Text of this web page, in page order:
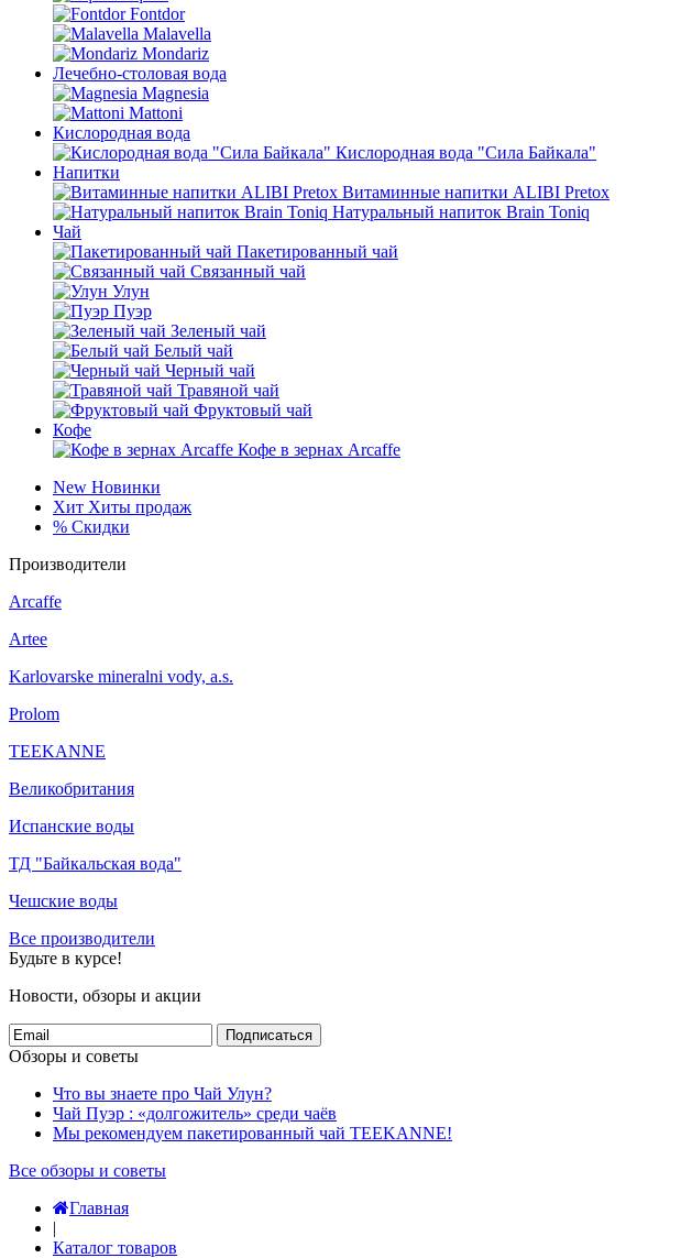
Fontdor
Malavella
Mondariz
Лечебно-столовая вода
Magnesia
Mattoni
Кислородная вода
Кислородная вода "Сила Байкала"
Напитки
Витаминные напитки ALIBI Pretox
Натуральный напиток Brain Toniq
Чай
Пакетированный чай
Связанный чай
Улун
Пуэр
Зеленый чай
Белый чай
Черный чай
Травяной чай
Фруктовый чай
Кофе
Кофе в зернах Arcaffe
New Новинки
Хит Хиты продаж
% Скидки
Производители
Arcaffe
Artee
Karlovarske mineralni vody, a.s.
Prolom
TEEKANNE
Великобритания
Испанские воды
ТД "Байкальская вода"
Чешские воды
Все производители
Будьте в курсе!
Новости, обзоры и акции
Подписаться
Обзоры и советы
Что вы знаете про Чай Улун?
Чай Пуэр : «долгожитель» среди чаёв
Мы рекомендуем пакетированный чай TEEKANNE!
Все обзоры и советы
Главная
|
Каталог товаров